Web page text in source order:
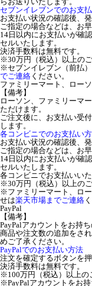
セブンイレブンでのお支
お支払い状況の確認後、
ご指定の場合などは、お
14日以内にお支払いが確
セルいたします。
決済手数料は無料です。
※30万円（税込）以上の
※セブンイレブン（前払
でご連絡 ください。
ファミリーマート、ローソ
【備考】
ローソン、ファミリーマ
ただけます。
ご注文後に、お支払い受
します。
各コンビニでのお支払い
お支払い状況の確認後、
ご指定の場合などは、お
14日以内にお支払いが確
セルいたします。
各コンビニでお支払いい
※30万円（税込）以上の
※ファミリーマート、ロ
せは楽天市場までご連絡
PayPal
【備考】
PayPalアカウントをお持
商品や注文数の追加をさ
めご了承ください。
PayPalでのお支払い方法
注文を確定するボタンを
決済手数料は無料です。
※100万円（税込）以上の
※PayPalアカウントをお